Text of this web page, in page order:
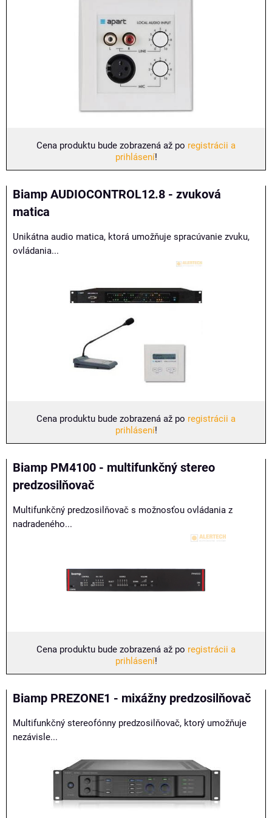
Cena produktu bude zobrazená až po registrácii a
prihlásení!
Biamp AUDIOCONTROL12.8 - zvuková
matica
Unikátna audio matica, ktorá umožňuje spracúvanie zvuku,
ovládania...
Cena produktu bude zobrazená až po registrácii a
prihlásení!
Biamp PM4100 - multifunkčný stereo
predzosilňovač
Multifunkčný predzosilňovač s možnosťou ovládania z
nadradeného...
Cena produktu bude zobrazená až po registrácii a
prihlásení!
Biamp PREZONE1 - mixážny predzosilňovač
Multifunkčný stereofónny predzosilňovač, ktorý umožňuje
nezávisle...